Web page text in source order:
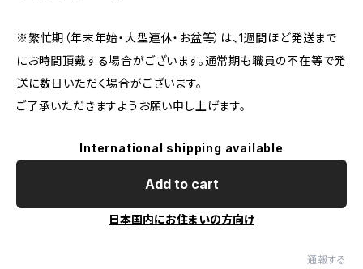
※繁忙期（年末年始・大型連休・お盆等）は、1週間ほど発送まで
にお時間頂戴する場合がございます。通常期も職員の不在等で発
送に数日いただく場合がございます。
ご了承いただきますようお願い申し上げます。
International shipping available
Add to cart
日本国内にお住まいの方向け
通報する